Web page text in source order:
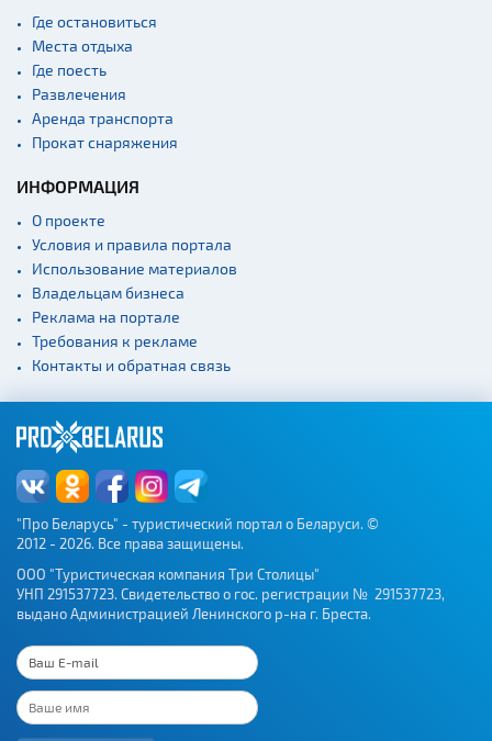
Где остановиться
Места отдыха
Где поесть
Развлечения
Аренда транспорта
Прокат снаряжения
ИНФОРМАЦИЯ
О проекте
Условия и правила портала
Использование материалов
Владельцам бизнеса
Реклама на портале
Требования к рекламе
Контакты и обратная связь
"Про Беларусь" - туристический портал о Беларуси. ©
2012 - 2026. Все права защищены.
ООО "Туристическая компания Три Столицы"
УНП 291537723. Свидетельство о гос. регистрации № 291537723,
выдано Администрацией Ленинского р-на г. Бреста.